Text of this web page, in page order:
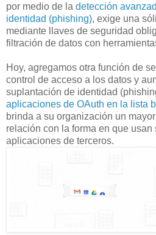
por medio de la detección
identidad (phishing), exige una
mediante llaves de seguridad
filtración de datos con
Hoy, agregamos otra función de
control de acceso a los datos y
suplantación de identidad
aplicaciones de OAuth en la lista
brinda a su organización un
relación con la forma en que usan
aplicaciones de terceros.